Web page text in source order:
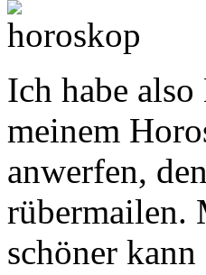
Ich habe
meinem
anwerfen,
rübermailen.
schöner